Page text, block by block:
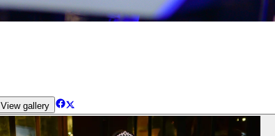
View gallery